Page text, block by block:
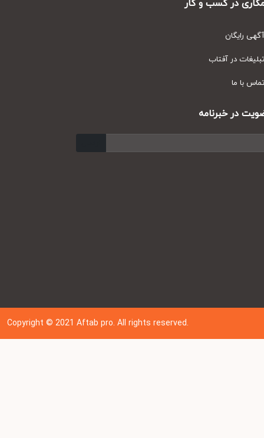
در کسب و کار
رایگان
در آفتاب
با ما
در خبرنامه
Copyright © 202 1Aftab pro. All rights reserved.